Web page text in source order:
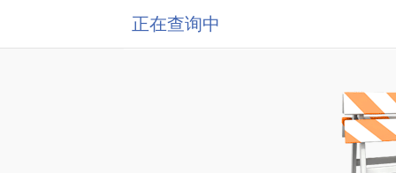
正在查询中